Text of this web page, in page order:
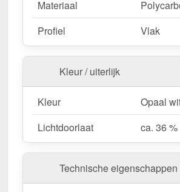
Materiaal
Profiel
Vlak
Kleur / uiterlijk
Kleur
Opaal
Lichtdoorlaat
ca. 36 %
Technische eigenschappen